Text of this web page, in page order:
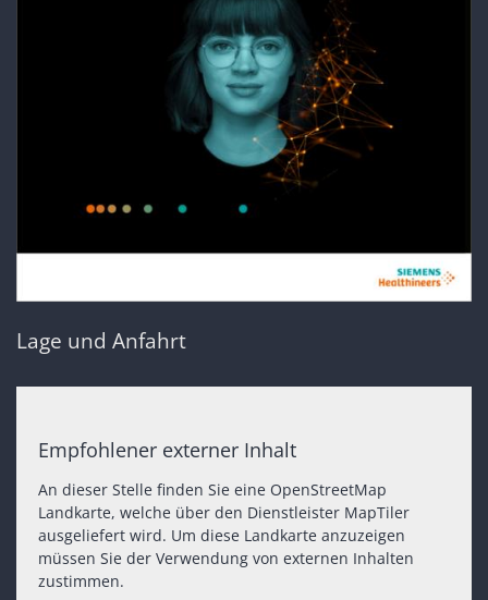
Lage und Anfahrt
Empfohlener externer Inhalt
An dieser Stelle finden Sie eine OpenStreetMap
Landkarte, welche über den Dienstleister MapTiler
ausgeliefert wird. Um diese Landkarte anzuzeigen
müssen Sie der Verwendung von externen Inhalten
zustimmen.